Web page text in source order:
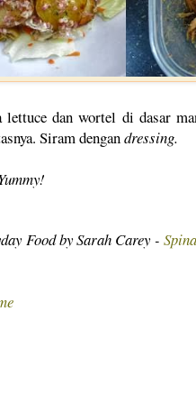
lettuce dan wortel di dasar
Siram dengandressing.
Food by Sarah Carey -